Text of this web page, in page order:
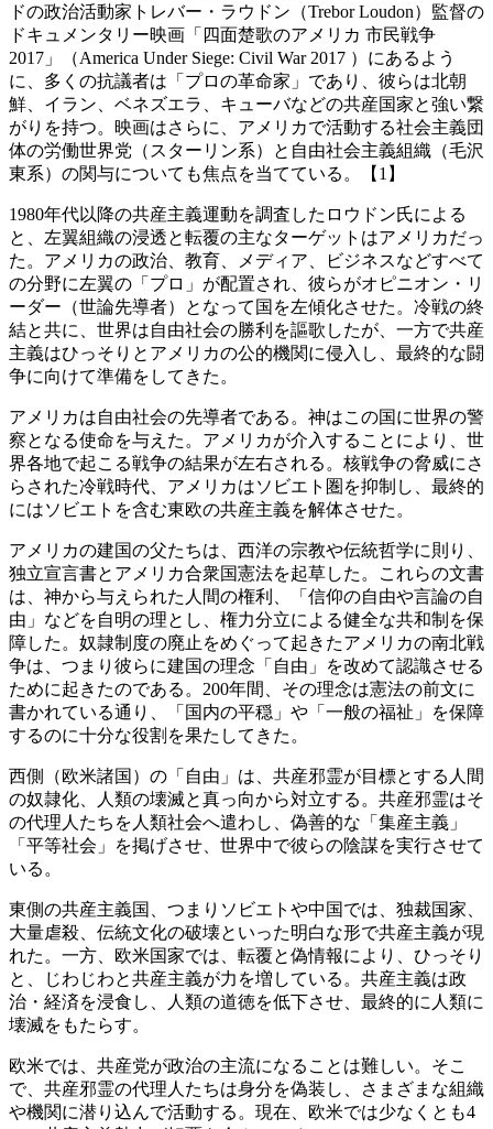
ドの政治活動家トレバー・ラウドン（Trebor Loudon）監督の
ドキュメンタリー映画「四面楚歌のアメリカ 市民戦争
2017」（America Under Siege: Civil War 2017 ）にあるよう
に、多くの抗議者は「プロの革命家」であり、彼らは北朝
鮮、イラン、ベネズエラ、キューバなどの共産国家と強い繋
がりを持つ。映画はさらに、アメリカで活動する社会主義団
体の労働世界党（スターリン系）と自由社会主義組織（毛沢
東系）の関与についても焦点を当てている。【1】
1980年代以降の共産主義運動を調査したロウドン氏による
と、左翼組織の浸透と転覆の主なターゲットはアメリカだっ
た。アメリカの政治、教育、メディア、ビジネスなどすべて
の分野に左翼の「プロ」が配置され、彼らがオピニオン・リ
ーダー（世論先導者）となって国を左傾化させた。冷戦の終
結と共に、世界は自由社会の勝利を謳歌したが、一方で共産
主義はひっそりとアメリカの公的機関に侵入し、最終的な闘
争に向けて準備をしてきた。
アメリカは自由社会の先導者である。神はこの国に世界の警
察となる使命を与えた。アメリカが介入することにより、世
界各地で起こる戦争の結果が左右される。核戦争の脅威にさ
らされた冷戦時代、アメリカはソビエト圏を抑制し、最終的
にはソビエトを含む東欧の共産主義を解体させた。
アメリカの建国の父たちは、西洋の宗教や伝統哲学に則り、
独立宣言書とアメリカ合衆国憲法を起草した。これらの文書
は、神から与えられた人間の権利、「信仰の自由や言論の自
由」などを自明の理とし、権力分立による健全な共和制を保
障した。奴隷制度の廃止をめぐって起きたアメリカの南北戦
争は、つまり彼らに建国の理念「自由」を改めて認識させる
ために起きたのである。200年間、その理念は憲法の前文に
書かれている通り、「国内の平穏」や「一般の福祉」を保障
するのに十分な役割を果たしてきた。
西側（欧米諸国）の「自由」は、共産邪霊が目標とする人間
の奴隷化、人類の壊滅と真っ向から対立する。共産邪霊はそ
の代理人たちを人類社会へ遣わし、偽善的な「集産主義」
「平等社会」を掲げさせ、世界中で彼らの陰謀を実行させて
いる。
東側の共産主義国、つまりソビエトや中国では、独裁国家、
大量虐殺、伝統文化の破壊といった明白な形で共産主義が現
れた。一方、欧米国家では、転覆と偽情報により、ひっそり
と、じわじわと共産主義が力を増している。共産主義は政
治・経済を浸食し、人類の道徳を低下させ、最終的に人類に
壊滅をもたらす。
欧米では、共産党が政治の主流になることは難しい。そこ
で、共産邪霊の代理人たちは身分を偽装し、さまざまな組織
や機関に潜り込んで活動する。現在、欧米では少なくとも4